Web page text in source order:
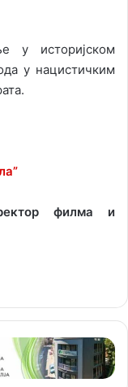
у историјском
у нацистичким
филма и